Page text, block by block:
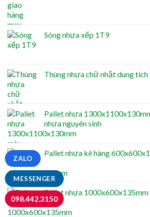
Sóng nhựa xếp 1T9
Thùng nhựa chữ nhật dung
Pallet nhựa
nhựa nguyên sinh
Pallet nhựa kê hàng
Pallet nhựa 1000x600x135mm
MESSENGER
ZALO
098.442.3150